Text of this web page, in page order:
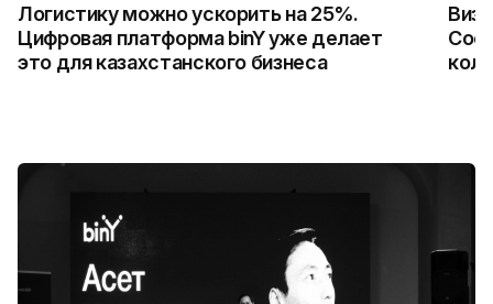
Логистику можно ускорить на 25%.
Цифровая платформа binY уже делает
это для казахстанского бизнеса